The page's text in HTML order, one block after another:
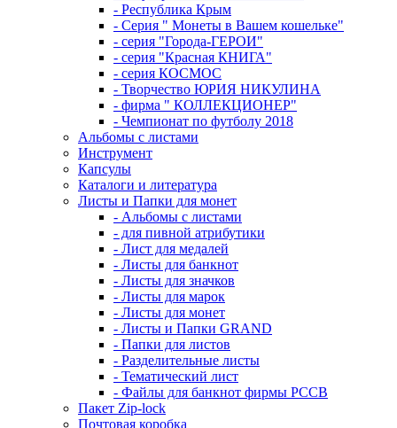
- Республика Крым
- Серия " Монеты в Вашем кошельке"
- серия "Города-ГЕРОИ"
- серия "Красная КНИГА"
- серия КОСМОС
- Творчество ЮРИЯ НИКУЛИНА
- фирма " КОЛЛЕКЦИОНЕР"
- Чемпионат по футболу 2018
Альбомы с листами
Инструмент
Капсулы
Каталоги и литература
Листы и Папки для монет
- Альбомы с листами
- для пивной атрибутики
- Лист для медалей
- Листы для банкнот
- Листы для значков
- Листы для марок
- Листы для монет
- Листы и Папки GRAND
- Папки для листов
- Разделительные листы
- Тематический лист
- Файлы для банкнот фирмы PCCB
Пакет Zip-lock
Почтовая коробка